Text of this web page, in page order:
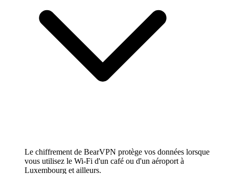
Le chiffrement de BearVPN protège vos données lorsque
vous utilisez le Wi-Fi d'un café ou d'un aéroport à
Luxembourg et ailleurs.